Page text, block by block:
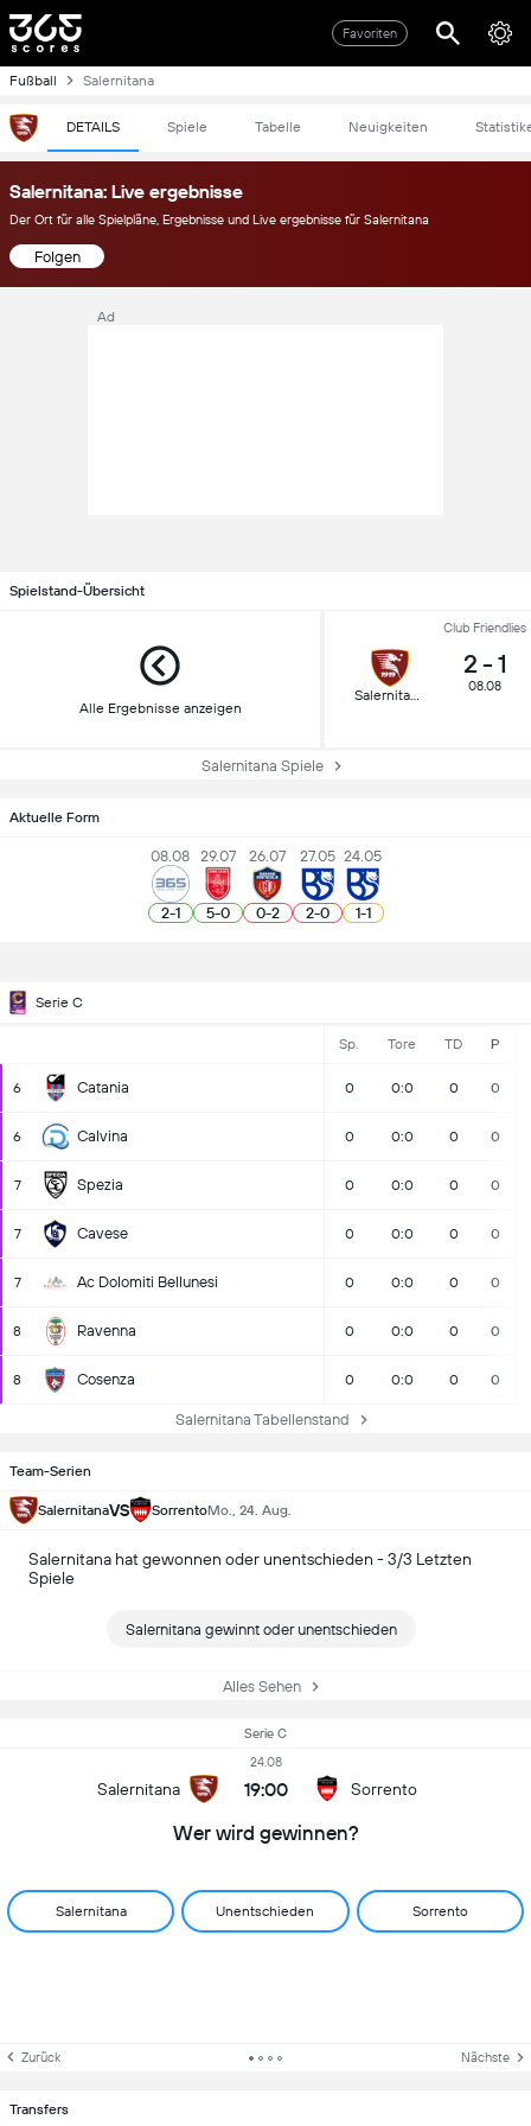
Favoriten
Fußball Salernitana
DETAILS Spiele Tabelle Neuigkeiten
Salernitana: Live ergebnisse
Der Ort für alle Spielpläne, Ergebnisse und Live ergebnisse für Salernitana
Folgen
Ad
Spielstand-Übersicht
Alle Ergebnisse anzeigen
Club Friendlies
Salernitana
2 - 1
08.08
Salernitana Spiele
Aktuelle Form
08.08
2-1
29.07
5-0
26.07
0-2
27.05
2-0
24.05
1-1
Serie C
Sp. Tore TD P
6 Catania 0 0:0 0 0
6 Calvina 0 0:0 0 0
7 Spezia 0 0:0 0 0
7 Cavese 0 0:0 0 0
7 Ac Dolomiti Bellunesi 0 0:0 0 0
8 Ravenna 0 0:0 0 0
8 Cosenza 0 0:0 0 0
Salernitana Tabellenstand
Team-Serien
SalernitanaVS SorrentoMo., 24. Aug.
Salernitana hat gewonnen oder unentschieden - 3/3 Letzten
Spiele
Salernitana gewinnt oder unentschieden
Alles Sehen
Serie C
Salernitana
24.08
19:00 Sorrento
Wer wird gewinnen?
Salernitana Unentschieden Sorrento
Zurück Nächste
Transfers